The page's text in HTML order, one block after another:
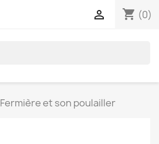
shopping_cart (0)

Fermière et son poulailler